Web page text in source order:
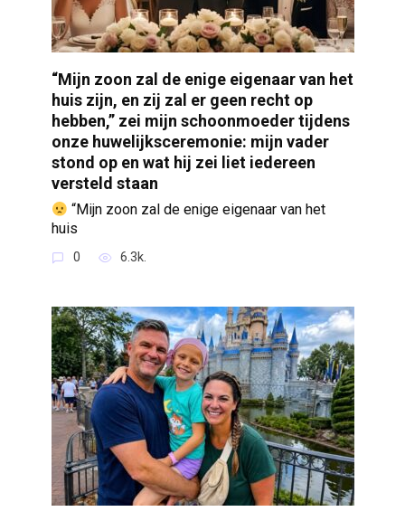
“Mijn zoon zal de enige eigenaar van het
huis zijn, en zij zal er geen recht op
hebben,” zei mijn schoonmoeder tijdens
onze huwelijksceremonie: mijn vader
stond op en wat hij zei liet iedereen
versteld staan
“Mijn zoon zal de enige eigenaar van het
huis
0 6.3k.